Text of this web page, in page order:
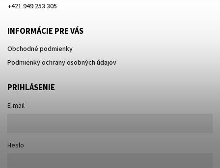
+421 949 253 305
INFORMÁCIE PRE VÁS
Obchodné podmienky
Podmienky ochrany osobných údajov
PRIHLÁSENIE
E-mail
Heslo